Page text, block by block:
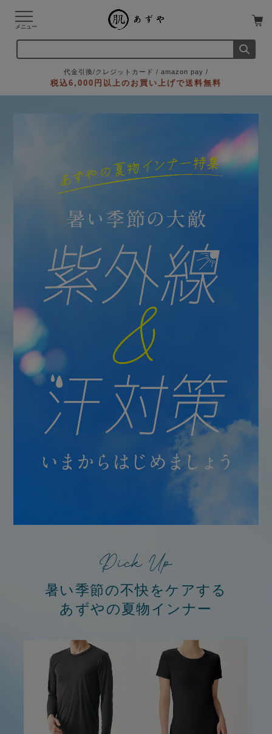
メニュー
代金引換/クレジットカード / amazon pay /
税込6,000円以上のお買い上げで送料無料
暑い季節の不快をケアする
あずやの夏物インナー